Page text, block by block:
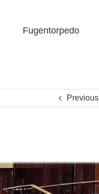
Fugentorpedo
Previous